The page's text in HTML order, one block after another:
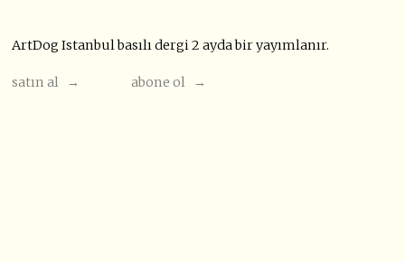
ArtDog Istanbul basılı dergi 2 ayda bir yayımlanır.
satın al → abone ol →